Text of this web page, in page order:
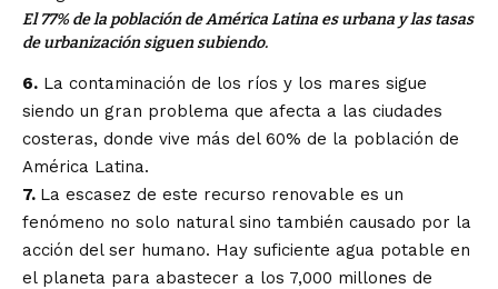
El 77% de la población de América Latina es urbana y las tasas
de urbanización siguen subiendo.
6. La contaminación de los ríos y los mares sigue
siendo un gran problema que afecta a las ciudades
costeras, donde vive más del 60% de la población de
América Latina.
7. La escasez de este recurso renovable es un
fenómeno no solo natural sino también causado por la
acción del ser humano. Hay suficiente agua potable en
el planeta para abastecer a los 7,000 millones de